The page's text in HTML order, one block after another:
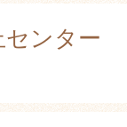
ンター